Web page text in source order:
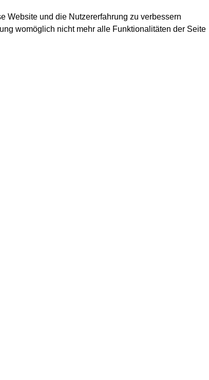
Website und die Nutzererfahrung zu verbessern
womöglich nicht mehr alle Funktionalitäten der Seite